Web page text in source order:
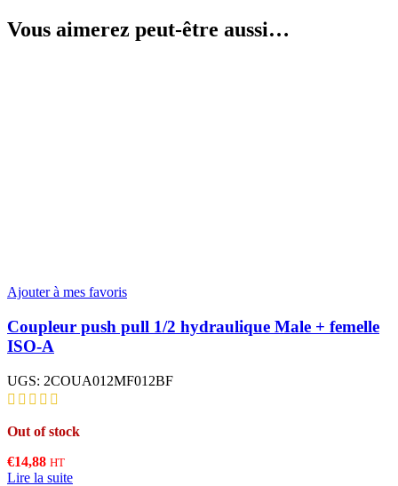
Vous aimerez peut-être aussi…
Ajouter à mes favoris
Coupleur push pull 1/2 hydraulique Male + femelle
ISO-A
UGS: 2COUA012MF012BF
Out of stock
€14,88 HT
Lire la suite